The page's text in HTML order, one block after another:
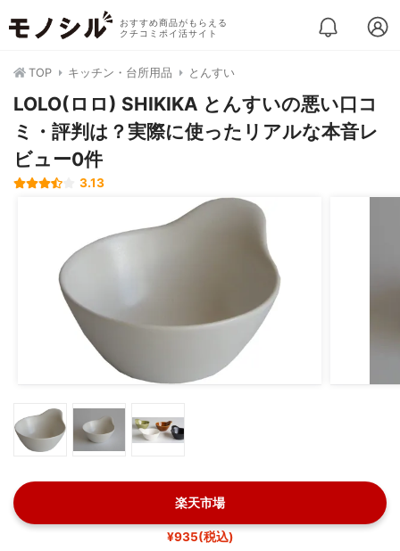
おすすめ商品がもらえる
クチコミポイ活サイト
TOP キッチン・台所用品 とんすい
LOLO(ロロ) SHIKIKA とんすいの悪い口コ
ミ・評判は？実際に使ったリアルな本音レ
ビュー0件
3.13
楽天市場
¥935(税込)